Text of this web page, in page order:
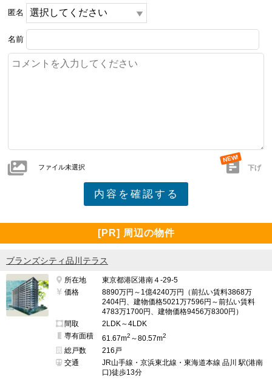
匿名
名前
ファイル未選択 下げ
[PR] 周辺の物件
ブランズシティ品川テラス
所在地
東京都港区港南４-29-5
価格
8890万円～1億4240万円（前払い賃料3868万
2404円、建物価格5021万7596円～前払い賃料
4783万1700円、建物価格9456万8300円）
間取
2LDK～4LDK
専有面積
61.67m2 ～80.57m2
総戸数
216戸
交通
JR山手線・京浜東北線・東海道本線 品川 駅(港南
口)徒歩13分